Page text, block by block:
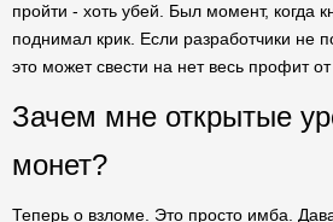
пройти - хоть убей. Был момент, когда
поднимал крик. Если разработчики не
это может свести на нет весь профит от
Зачем мне открытые
монет?
Теперь о взломе. Это просто имба.